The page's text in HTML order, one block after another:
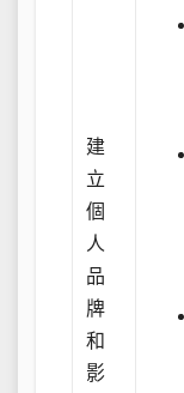
建
立
個
人
品
牌
和
影